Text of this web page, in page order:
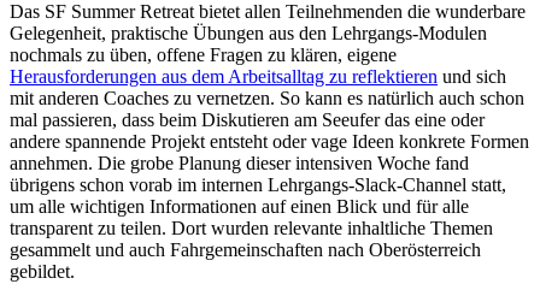
Das SF Summer Retreat bietet allen Teilnehmenden die wunderbare
Gelegenheit, praktische Übungen aus den Lehrgangs-Modulen
nochmals zu üben, offene Fragen zu klären, eigene
Herausforderungen aus dem Arbeitsalltag zu reflektieren und sich
mit anderen Coaches zu vernetzen. So kann es natürlich auch schon
mal passieren, dass beim Diskutieren am Seeufer das eine oder
andere spannende Projekt entsteht oder vage Ideen konkrete Formen
annehmen. Die grobe Planung dieser intensiven Woche fand
übrigens schon vorab im internen Lehrgangs-Slack-Channel statt,
um alle wichtigen Informationen auf einen Blick und für alle
transparent zu teilen. Dort wurden relevante inhaltliche Themen
gesammelt und auch Fahrgemeinschaften nach Oberösterreich
gebildet.